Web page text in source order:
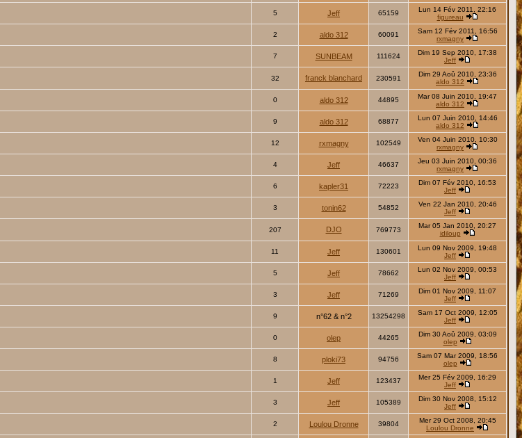
5 Jeff 65159
Lun 14 Fév 2011, 22:16
figureau
2 aldo 312 60091
Sam 12 Fév 2011, 16:56
rxmagny
7 SUNBEAM 111624
Dim 19 Sep 2010, 17:38
Jeff
32 franck blanchard 230591
Dim 29 Aoû 2010, 23:36
aldo 312
0 aldo 312 44895
Mar 08 Juin 2010, 19:47
aldo 312
9 aldo 312 68877
Lun 07 Juin 2010, 14:46
aldo 312
12 rxmagny 102549
Ven 04 Juin 2010, 10:30
rxmagny
4 Jeff 46637
Jeu 03 Juin 2010, 00:36
rxmagny
6 kapler31 72223
Dim 07 Fév 2010, 16:53
Jeff
3 tonin62 54852
Ven 22 Jan 2010, 20:46
Jeff
207 DJO 769773
Mar 05 Jan 2010, 20:27
idiloup
11 Jeff 130601
Lun 09 Nov 2009, 19:48
Jeff
5 Jeff 78662
Lun 02 Nov 2009, 00:53
Jeff
3 Jeff 71269
Dim 01 Nov 2009, 11:07
Jeff
9 n°62 & n°2 13254298
Sam 17 Oct 2009, 12:05
Jeff
0 olep 44265
Dim 30 Aoû 2009, 03:09
olep
8 ploki73 94756
Sam 07 Mar 2009, 18:56
olep
1 Jeff 123437
Mer 25 Fév 2009, 16:29
Jeff
3 Jeff 105389
Dim 30 Nov 2008, 15:12
Jeff
2 Loulou Dronne 39804
Mer 29 Oct 2008, 20:45
Loulou Dronne